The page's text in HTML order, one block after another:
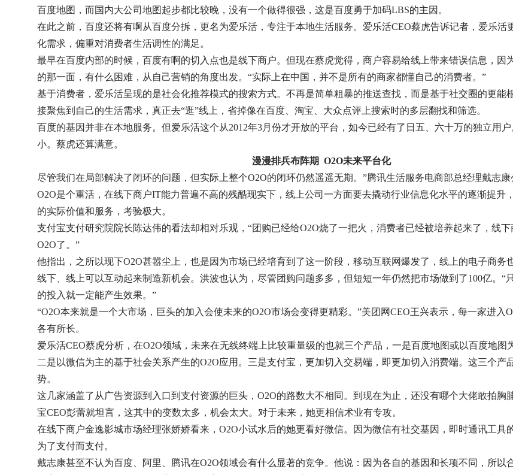
百度地图，而国内大公司地图起步都比较晚，没有一个做得很强，这是百度勇于加码LBS的主因。
在此之前，百度还将有啊从百度分拆，更名为爱乐活，专注于本地生活服务。爱乐活CEO蔡虎告诉记者，爱乐活
化需求，偏重对消费者生活调性的满足。
最早在百度内部的时候，百度有啊的切入点也是线下商户。但现在蔡虎觉得，商户容易给线上带来错误信息，因
的那一面，有什么困难，从自己营销的角度出发。“实际上在中国，并不是所有的商家都懂自己的消费者。”
基于消费者，爱乐活呈现的是社会化推荐模式的搜索方式。不再是简单粗暴的推送查找，而是基于社交圈的更能
接聚焦到自己的生活需求，真正去“逛”线上，省掉像在百度、淘宝、大众点评上搜索时的多层翻找和筛选。
百度的基因并非在本地服务。但爱乐活这个从2012年3月份才开放的平台，如今已经有了日五、六十万的独立用
小。蔡虎还算满意。
漫漫排兵布阵期 O2O未来平台化
尽管我们在局部解决了闭环的问题，但实际上整个O2O的闭环仍然遥遥无期。”腾讯生活服务电商部总经理戴志康
O2O是个重活，在线下商户IT能力普遍不高的残酷现实下，线上公司一方面要去撬动行业信息化水平的逐渐提升
的实际价值和服务，考验极大。
支付宝支付研究院院长陈达伟的看法却相对乐观，“团购已经给O2O烧了一把火，消费者已经被培养起来了，线
O2O了。”
他指出，之所以现下O2O甚嚣尘上，也是因为市场已经培育到了这一阶段，移动互联网爆发了，线上的电子商务
线下、线上可以互动起来制造新机会。洪波也认为，尽管团购问题多多，但短短一年仍然把市场做到了100亿。“
的投入就一定能产生效果。”
“O2O本来就是一个大市场，巨头的加入会使未来的O2O市场会变得更精彩。”美团网CEO王兴表示，每一家进入
各有所长。
爱乐活CEO蔡虎分析，在O2O领域，未来在无线终端上比较重量级的也就三个产品，一是百度地图或以百度地图
二是以微信为主的基于社会关系产生的O2O应用。三是支付宝，更加切入交易端，即更加切入消费端。这三个产
势。
这几家涵盖了从广告资源到入口到支付资源的巨头，O2O的路数大不相同。到现在为止，还没有哪个大佬敢拍胸
宝CEO彭蕾就坦言，这其中的变数太多，机会太大。对于未来，她更相信术业有专攻。
在线下商户金逸影城市场经理张娇娇看来，O2O小试水后的她更看好微信。因为微信有社交基因，即时通讯工具
为了支付而支付。
戴志康甚至不认为百度、阿里、腾讯在O2O领域会有什么显著的竞争。他说：因为各自的基因和长项不同，所以